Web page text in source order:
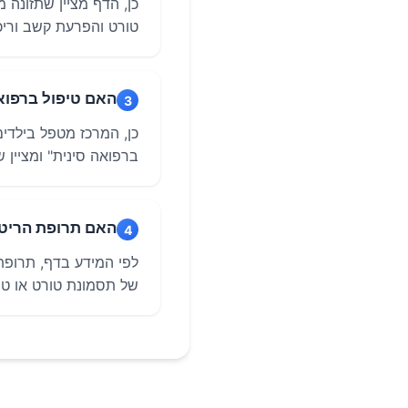
כן, הדף מציין
טורט והפרעת קשב
3 האם טיפול
כן, המרכז מטפל
ברפואה סינית" ומציין שלגולן
4 האם תרופת
לפי המידע בדף,
של תסמונת טורט או